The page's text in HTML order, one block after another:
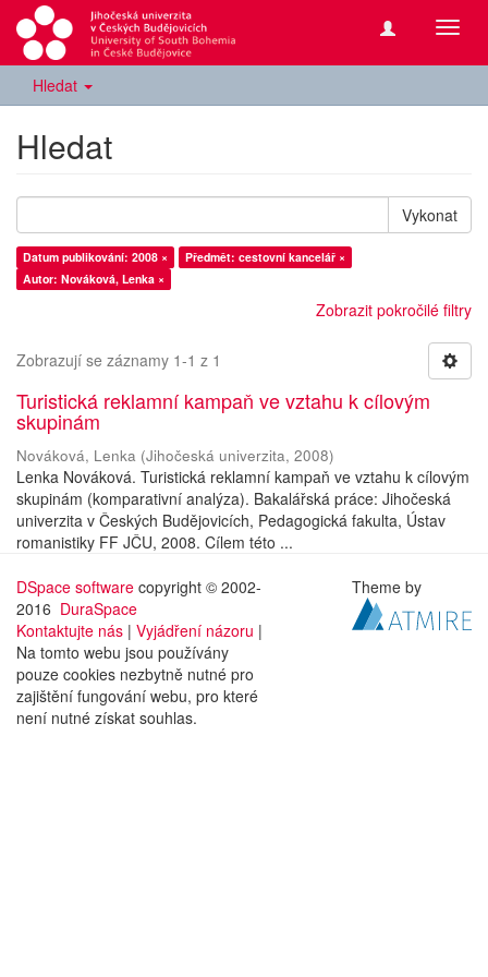
Hledat
Hledat
Vykonat
Datum publikování: 2008 ×
Předmět: cestovní kancelář ×
Autor: Nováková, Lenka ×
Zobrazit pokročilé filtry
Zobrazují se záznamy 1-1 z 1
Turistická reklamní kampaň ve vztahu k cílovým
skupinám
Nováková, Lenka (Jihočeská univerzita, 2008)
Lenka Nováková. Turistická reklamní kampaň ve vztahu k cílovým
skupinám (komparativní analýza). Bakalářská práce: Jihočeská
univerzita v Českých Budějovicích, Pedagogická fakulta, Ústav
romanistiky FF JČU, 2008. Cílem této ...
DSpace software copyright © 2002-
2016 DuraSpace
Kontaktujte nás | Vyjádření názoru |
Na tomto webu jsou používány
pouze cookies nezbytně nutné pro
zajištění fungování webu, pro které
není nutné získat souhlas.
Theme by